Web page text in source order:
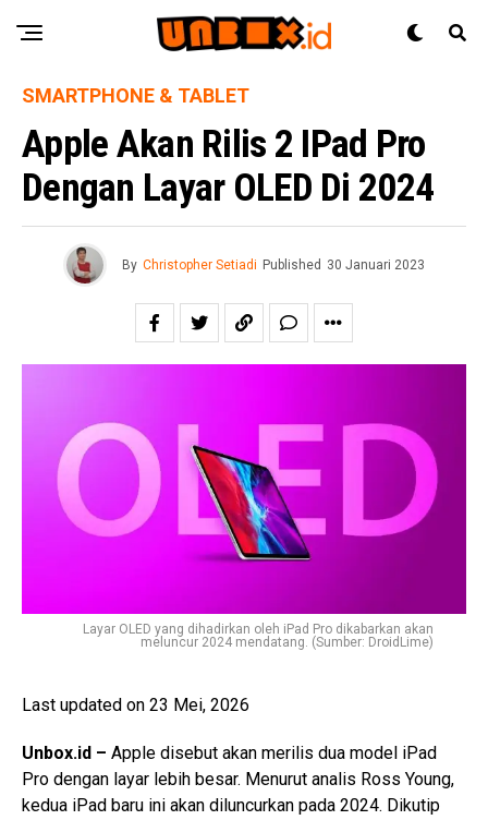
SMARTPHONE & TABLET
Apple Akan Rilis 2 IPad Pro
Dengan Layar OLED Di 2024
By Christopher Setiadi Published 30 Januari 2023
Layar OLED yang dihadirkan oleh iPad Pro dikabarkan akan
meluncur 2024 mendatang. (Sumber: DroidLime)
Last updated on 23 Mei, 2026
Unbox.id – Apple disebut akan merilis dua model iPad
Pro dengan layar lebih besar. Menurut analis Ross Young,
kedua iPad baru ini akan diluncurkan pada 2024. Dikutip